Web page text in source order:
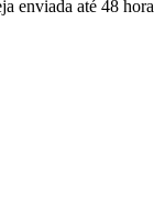
enviada até 48